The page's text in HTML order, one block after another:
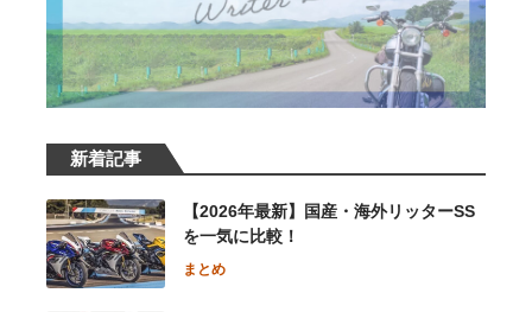
新着記事
【2026年最新】国産・海外リッターSS
を一気に比較！
まとめ